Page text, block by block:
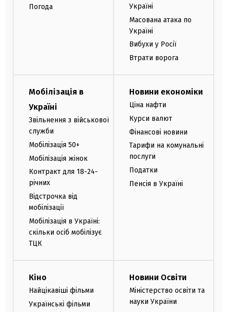
Погода
Україні
Масована атака по
Україні
Вибухи у Росії
Втрати ворога
Мобілізація в
Україні
Звільнення з військової
служби
Мобілізація 50+
Мобілізація жінок
Контракт для 18-24-
річних
Відстрочка від
мобілізації
Мобілізація в Україні:
скільки осіб мобілізує
ТЦК
Новини економіки
Ціна нафти
Курси валют
Фінансові новини
Тарифи на комунальні
послуги
Податки
Пенсія в Україні
Кіно
Найцікавіші фільми
Українські фільми
Новини Освіти
Міністерство освіти та
науки України